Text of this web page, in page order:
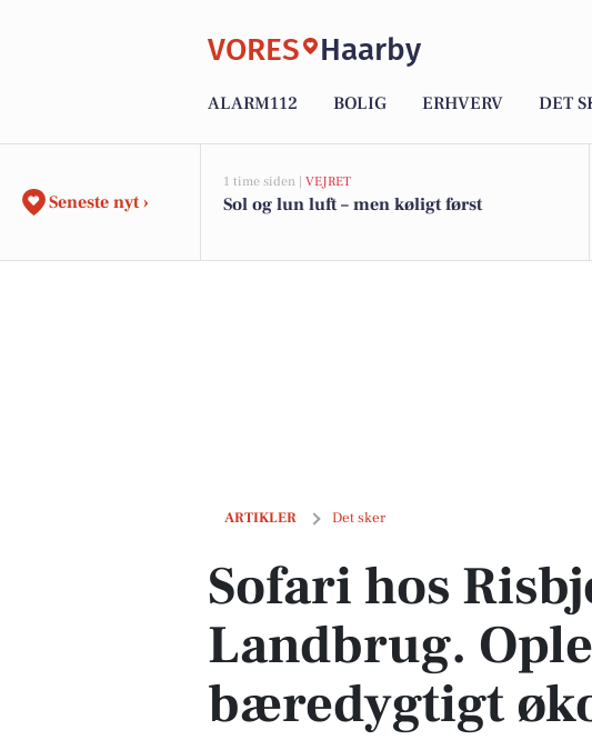
VORES Haarby
ALARM112 BOLIG ERHVERV DET
Seneste nyt ›
1 time siden | VEJRET
Sol og lun luft – men køligt først
ARTIKLER Det sker
Sofari hos Risbjerg Landbrug. Oplev et bæredygtigt
Sofari hos
Landbrug.
bæredygtigt